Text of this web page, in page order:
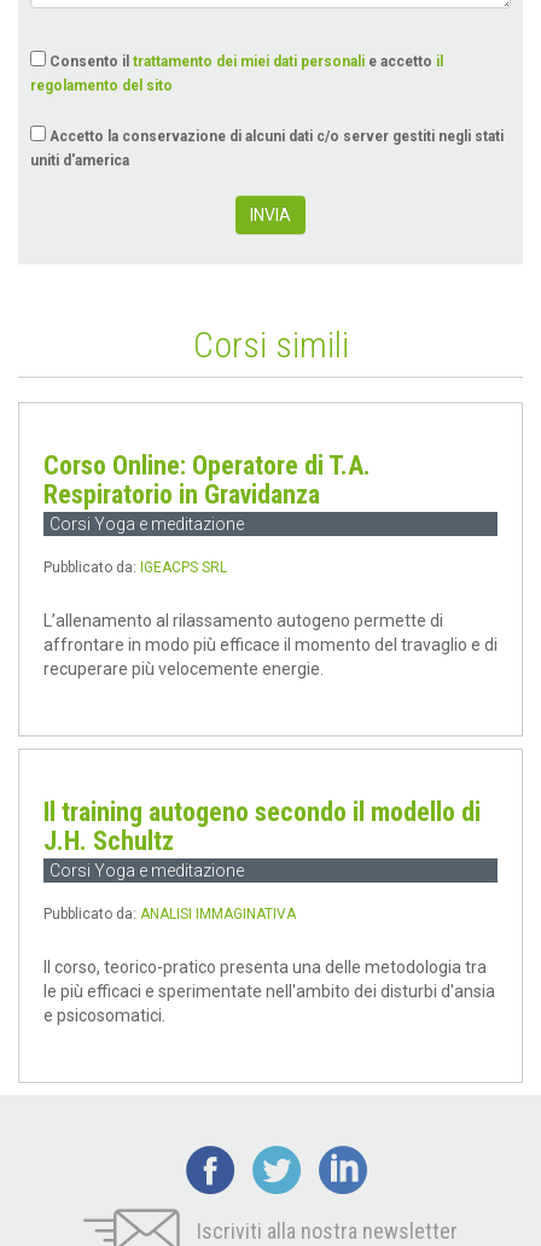
Consento il trattamento dei miei dati personali e accetto il
regolamento del sito
Accetto la conservazione di alcuni dati c/o server gestiti negli stati
uniti d'america
INVIA
Corsi simili
Corso Online: Operatore di T.A.
Respiratorio in Gravidanza
Corsi Yoga e meditazione
Pubblicato da: IGEACPS SRL
L’allenamento al rilassamento autogeno permette di
affrontare in modo più efficace il momento del travaglio e di
recuperare più velocemente energie.
Il training autogeno secondo il modello di
J.H. Schultz
Corsi Yoga e meditazione
Pubblicato da: ANALISI IMMAGINATIVA
Il corso, teorico-pratico presenta una delle metodologia tra
le più efficaci e sperimentate nell'ambito dei disturbi d'ansia
e psicosomatici.
Iscriviti alla nostra newsletter